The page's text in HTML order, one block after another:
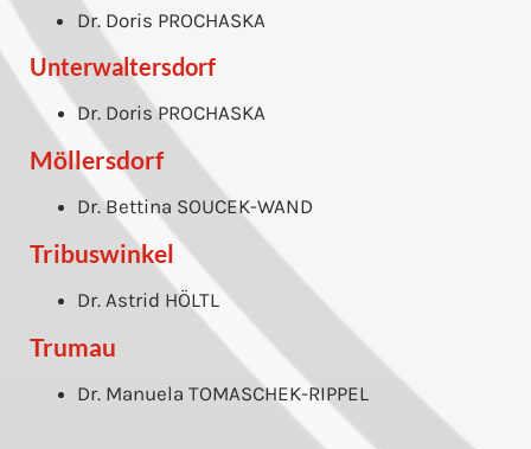
Dr. Doris PROCHASKA
Unterwaltersdorf
Dr. Doris PROCHASKA
Möllersdorf
Dr. Bettina SOUCEK-WAND
Tribuswinkel
Dr. Astrid HÖLTL
Trumau
Dr. Manuela TOMASCHEK-RIPPEL